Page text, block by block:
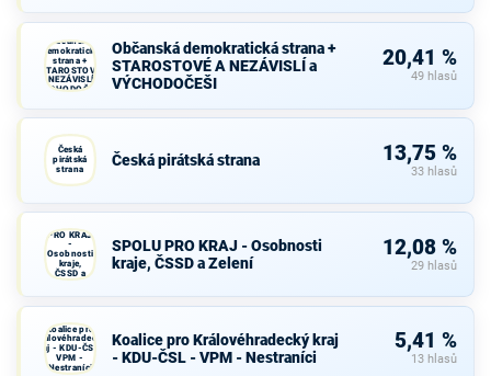
Občanská
demokratická
strana +
STAROSTOVÉ
A NEZÁVISLÍ a
VÝCHODOČEŠI
Občanská demokratická strana +
STAROSTOVÉ A NEZÁVISLÍ a
VÝCHODOČEŠI
20,41 %
49 hlasů
Česká
pirátská
strana
Česká pirátská strana 13,75 %
33 hlasů
PRO KRAJ
-
Osobnosti
kraje,
ČSSD a
Zelení
SPOLU PRO KRAJ - Osobnosti
kraje, ČSSD a Zelení
12,08 %
29 hlasů
Koalice pro
Královéhradecký
kraj - KDU-ČSL -
VPM -
Nestraníci
Koalice pro Královéhradecký kraj
- KDU-ČSL - VPM - Nestraníci
5,41 %
13 hlasů